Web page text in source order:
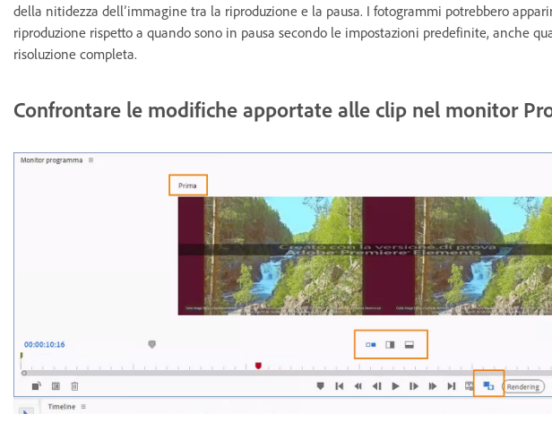
della nitidezza dell’immagine tra la riproduzione e la pausa. I fotogrammi potrebbero
riproduzione rispetto a quando sono in pausa secondo le impostazioni predefinite, anche
risoluzione completa.
Confrontare le modifiche apportate alle clip nel monitor